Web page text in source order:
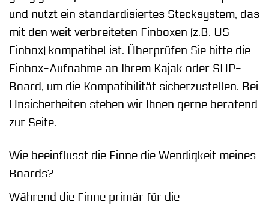
und nutzt ein standardisiertes Stecksystem, das
mit den weit verbreiteten Finboxen (z.B. US-
Finbox) kompatibel ist. Überprüfen Sie bitte die
Finbox-Aufnahme an Ihrem Kajak oder SUP-
Board, um die Kompatibilität sicherzustellen. Bei
Unsicherheiten stehen wir Ihnen gerne beratend
zur Seite.
Wie beeinflusst die Finne die Wendigkeit meines
Boards?
Während die Finne primär für die